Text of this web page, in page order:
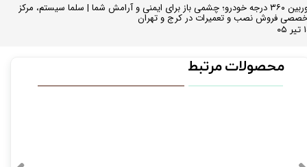
دوربین ۳۶۰ درجه خودرو؛ چشمی باز برای ایمنی و آرامش شما | سلما سیستم، مرکز
فروش نصب و تعمیرات در کرج و تهران
محصولات مرتبط